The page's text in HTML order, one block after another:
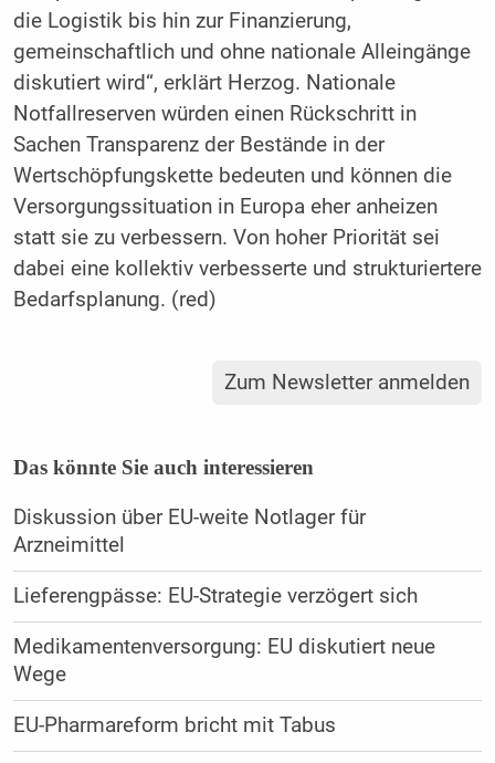
die Logistik bis hin zur Finanzierung,
gemeinschaftlich und ohne nationale Alleingänge
diskutiert wird“, erklärt Herzog. Nationale
Notfallreserven würden einen Rückschritt in
Sachen Transparenz der Bestände in der
Wertschöpfungskette bedeuten und können die
Versorgungssituation in Europa eher anheizen
statt sie zu verbessern. Von hoher Priorität sei
dabei eine kollektiv verbesserte und strukturiertere
Bedarfsplanung. (red)
Zum Newsletter anmelden
Das könnte Sie auch interessieren
Diskussion über EU-weite Notlager für
Arzneimittel
Lieferengpässe: EU-Strategie verzögert sich
Medikamentenversorgung: EU diskutiert neue
Wege
EU-Pharmareform bricht mit Tabus